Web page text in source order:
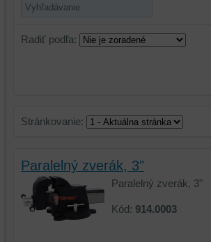
Radiť podľa:
Stránkovanie:
Paralelný zverák, 3"
Paralelný zverák, 3"
Kód: 914.0003